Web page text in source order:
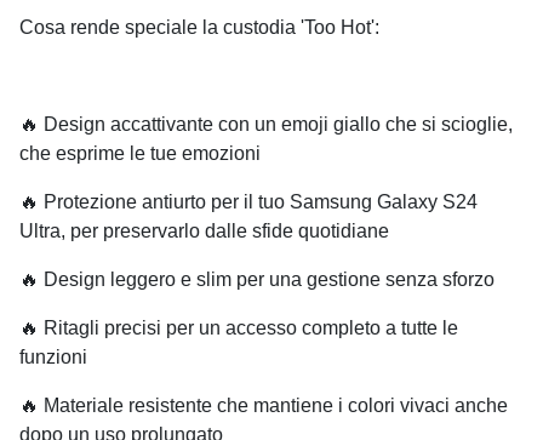
Cosa rende speciale la custodia 'Too Hot':
🔥 Design accattivante con un emoji giallo che si scioglie,
che esprime le tue emozioni
🔥 Protezione antiurto per il tuo Samsung Galaxy S24
Ultra, per preservarlo dalle sfide quotidiane
🔥 Design leggero e slim per una gestione senza sforzo
🔥 Ritagli precisi per un accesso completo a tutte le
funzioni
🔥 Materiale resistente che mantiene i colori vivaci anche
dopo un uso prolungato